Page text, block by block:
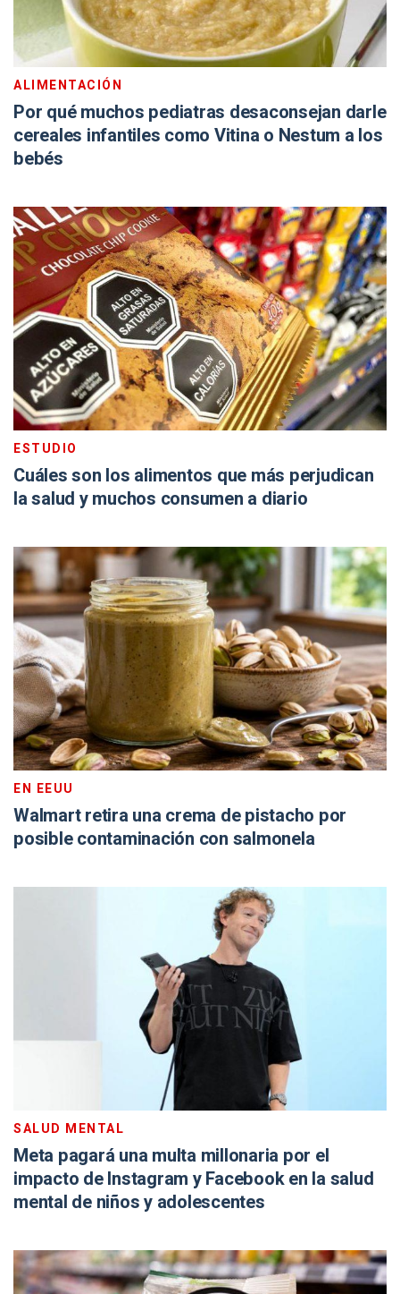
ALIMENTACIÓN
Por qué muchos pediatras desaconsejan darle
cereales infantiles como Vitina o Nestum a los
bebés
ESTUDIO
Cuáles son los alimentos que más perjudican
la salud y muchos consumen a diario
EN EEUU
Walmart retira una crema de pistacho por
posible contaminación con salmonela
SALUD MENTAL
Meta pagará una multa millonaria por el
impacto de Instagram y Facebook en la salud
mental de niños y adolescentes